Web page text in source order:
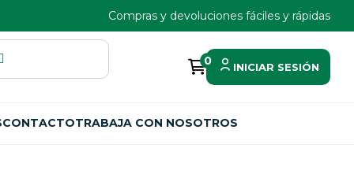
Compras y devoluciones fáciles y rápidas
0 INICIAR SESIÓN
CONTACTOTRABAJA CON NOSOTROS